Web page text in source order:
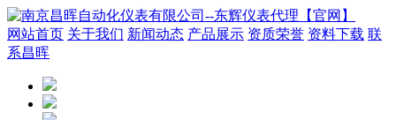
网站首页 关于我们 新闻动态 产品展示 资质荣誉 资料下载 联
系昌晖